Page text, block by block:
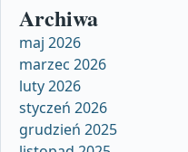
Archiwa
maj 2026
marzec 2026
luty 2026
styczeń 2026
grudzień 2025